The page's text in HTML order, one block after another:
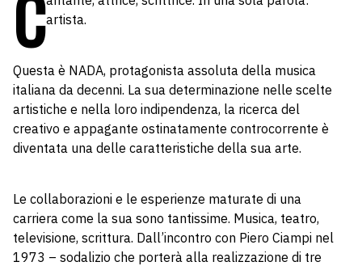
Cartista.
Questa è NADA, protagonista assoluta della musica
italiana da decenni. La sua determinazione nelle scelte
artistiche e nella loro indipendenza, la ricerca del
creativo e appagante ostinatamente controcorrente è
diventata una delle caratteristiche della sua arte.
Le collaborazioni e le esperienze maturate di una
carriera come la sua sono tantissime. Musica, teatro,
televisione, scrittura. Dall’incontro con Piero Ciampi nel
1973 – sodalizio che porterà alla realizzazione di tre